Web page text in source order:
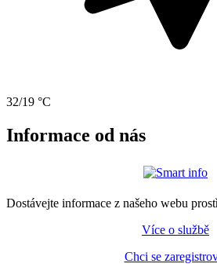
32/19 °C
Informace od nás
Dostávejte informace z našeho webu
Více o službě
Chci se